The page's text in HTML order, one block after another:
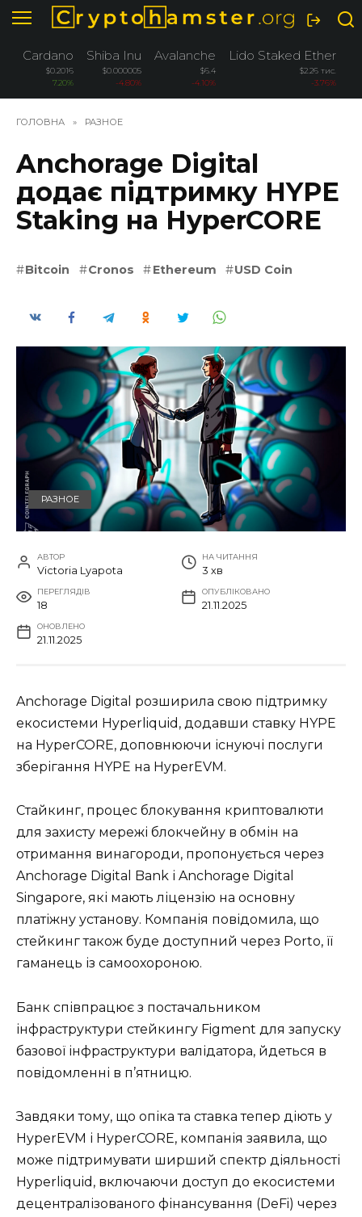
Перейти
до
вмісту
Cardano
$0.2016
7.20%
Shiba Inu
$0.000005
-4.80%
Avalanche
$6.4
-4.10%
Lido Staked Ether
$2.26 тис.
-3.76%
ГОЛОВНА » РАЗНОЕ
Anchorage Digital
додає підтримку HYPE
Staking на HyperCORE
Bitcoin Cronos Ethereum USD Coin
РАЗНОЕ
АВТОР
Victoria Lyapota
НА ЧИТАННЯ
3 хв
ПЕРЕГЛЯДІВ
18
ОПУБЛІКОВАНО
21.11.2025
ОНОВЛЕНО
21.11.2025
Anchorage Digital розширила свою підтримку
екосистеми Hyperliquid, додавши ставку HYPE
на HyperCORE, доповнюючи існуючі послуги
зберігання HYPE на HyperEVM.
Стайкинг, процес блокування криптовалюти
для захисту мережі блокчейну в обмін на
отримання винагороди, пропонується через
Anchorage Digital Bank і Anchorage Digital
Singapore, які мають ліцензію на основну
платіжну установу. Компанія повідомила, що
стейкинг також буде доступний через Porto, її
гаманець із самоохороною.
Банк співпрацює з постачальником
інфраструктури стейкингу Figment для запуску
базової інфраструктури валідатора, йдеться в
повідомленні в п’ятницю.
Завдяки тому, що опіка та ставка тепер діють у
HyperEVM і HyperCORE, компанія заявила, що
може підтримувати ширший спектр діяльності
Hyperliquid, включаючи доступ до екосистеми
децентралізованого фінансування (DeFi) через